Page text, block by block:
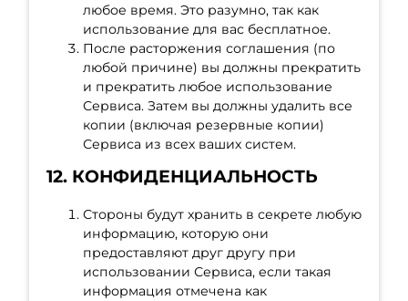
любое время. Это разумно, так как
использование для вас бесплатное.
После расторжения соглашения (по
любой причине) вы должны прекратить
и прекратить любое использование
Сервиса. Затем вы должны удалить все
копии (включая резервные копии)
Сервиса из всех ваших систем.
12. КОНФИДЕНЦИАЛЬНОСТЬ
Стороны будут хранить в секрете любую
информацию, которую они
предоставляют друг другу при
использовании Сервиса, если такая
информация отмечена как